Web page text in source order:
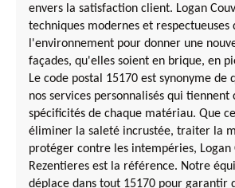
envers la satisfaction client. Logan
techniques modernes et respectueuses
l'environnement pour donner une
façades, qu'elles soient en brique, en
Le code postal 15170 est synonyme de
nos services personnalisés qui tiennent
spécificités de chaque matériau. Que
éliminer la saleté incrustée, traiter la
protéger contre les intempéries, Logan
Rezentieres est la référence. Notre
déplace dans tout 15170 pour garantir